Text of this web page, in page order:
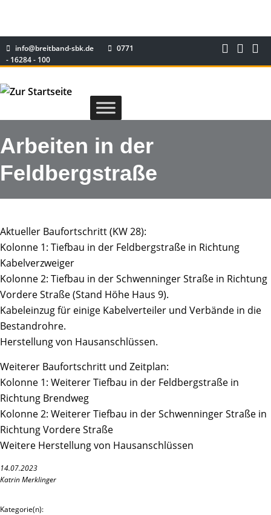
info@breitband-sbk.de
0771
- 16284 - 100
Arbeiten in der
Feldbergstraße
Aktueller Baufortschritt (KW 28):
Kolonne 1: Tiefbau in der Feldbergstraße in Richtung
Kabelverzweiger
Kolonne 2: Tiefbau in der Schwenninger Straße in Richtung
Vordere Straße (Stand Höhe Haus 9).
Kabeleinzug für einige Kabelverteiler und Verbände in die
Bestandrohre.
Herstellung von Hausanschlüssen.
Weiterer Baufortschritt und Zeitplan:
Kolonne 1: Weiterer Tiefbau in der Feldbergstraße in
Richtung Brendweg
Kolonne 2: Weiterer Tiefbau in der Schwenninger Straße in
Richtung Vordere Straße
Weitere Herstellung von Hausanschlüssen
14.07.2023
Katrin Merklinger
Kategorie(n):